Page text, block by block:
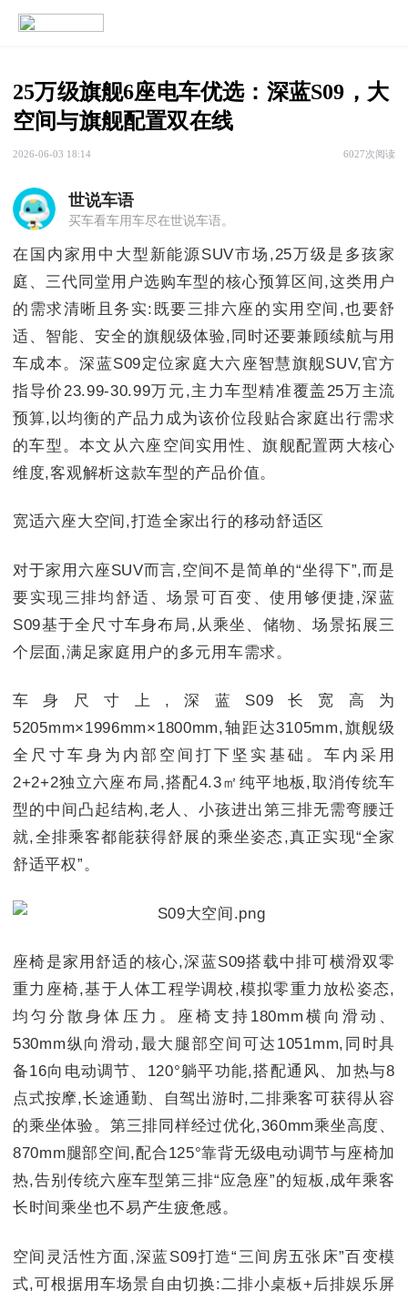
25万级旗舰6座电车优选：深蓝S09，大
空间与旗舰配置双在线
2026-06-03 18:14 6027次阅读
世说车语
买车看车用车尽在世说车语。
在国内家用中大型新能源SUV市场,25万级是多孩家
庭、三代同堂用户选购车型的核心预算区间,这类用户
的需求清晰且务实:既要三排六座的实用空间,也要舒
适、智能、安全的旗舰级体验,同时还要兼顾续航与用
车成本。深蓝S09定位家庭大六座智慧旗舰SUV,官方
指导价23.99-30.99万元,主力车型精准覆盖25万主流
预算,以均衡的产品力成为该价位段贴合家庭出行需求
的车型。本文从六座空间实用性、旗舰配置两大核心
维度,客观解析这款车型的产品价值。
宽适六座大空间,打造全家出行的移动舒适区
对于家用六座SUV而言,空间不是简单的“坐得下”,而是
要实现三排均舒适、场景可百变、使用够便捷,深蓝
S09基于全尺寸车身布局,从乘坐、储物、场景拓展三
个层面,满足家庭用户的多元用车需求。
车身尺寸上,深蓝S09长宽高为
5205mm×1996mm×1800mm,轴距达3105mm,旗舰级
全尺寸车身为内部空间打下坚实基础。车内采用
2+2+2独立六座布局,搭配4.3㎡纯平地板,取消传统车
型的中间凸起结构,老人、小孩进出第三排无需弯腰迁
就,全排乘客都能获得舒展的乘坐姿态,真正实现“全家
舒适平权”。
座椅是家用舒适的核心,深蓝S09搭载中排可横滑双零
重力座椅,基于人体工程学调校,模拟零重力放松姿态,
均匀分散身体压力。座椅支持180mm横向滑动、
530mm纵向滑动,最大腿部空间可达1051mm,同时具
备16向电动调节、120°躺平功能,搭配通风、加热与8
点式按摩,长途通勤、自驾出游时,二排乘客可获得从容
的乘坐体验。第三排同样经过优化,360mm乘坐高度、
870mm腿部空间,配合125°靠背无级电动调节与座椅加
热,告别传统六座车型第三排“应急座”的短板,成年乘客
长时间乘坐也不易产生疲惫感。
空间灵活性方面,深蓝S09打造“三间房五张床”百变模
式,可根据用车场景自由切换:二排小桌板+后排娱乐屏